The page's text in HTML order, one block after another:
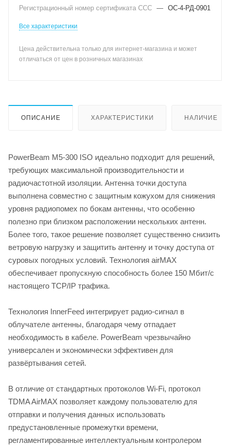
Регистрационный номер сертификата ССС — ОС-4-РД-0901
Все характеристики
Цена действительна только для интернет-магазина и может
отличаться от цен в розничных магазинах
ОПИСАНИЕ ХАРАКТЕРИСТИКИ НАЛИЧИЕ
PowerBeam M5-300 ISO идеально подходит для решений,
требующих максимальной производительности и
радиочастотной изоляции. Антенна точки доступа
выполнена совместно с защитным кожухом для снижения
уровня радиопомех по бокам антенны, что особенно
полезно при близком расположении нескольких антенн.
Более того, такое решение позволяет существенно снизить
ветровую нагрузку и защитить антенну и точку доступа от
суровых погодных условий. Технология airMAX
обеспечивает пропускную способность более 150 Мбит/с
настоящего TCP/IP трафика.
Технология InnerFeed интегрирует радио-сигнал в
облучателе антенны, благодаря чему отпадает
необходимость в кабеле. PowerBeam чрезвычайно
универсален и экономически эффективен для
развёртывания сетей.
В отличие от стандартных протоколов Wi-Fi, протокол
TDMA AirMAX позволяет каждому пользователю для
отправки и получения данных использовать
предустановленные промежутки времени,
регламентированные интеллектуальным контролером